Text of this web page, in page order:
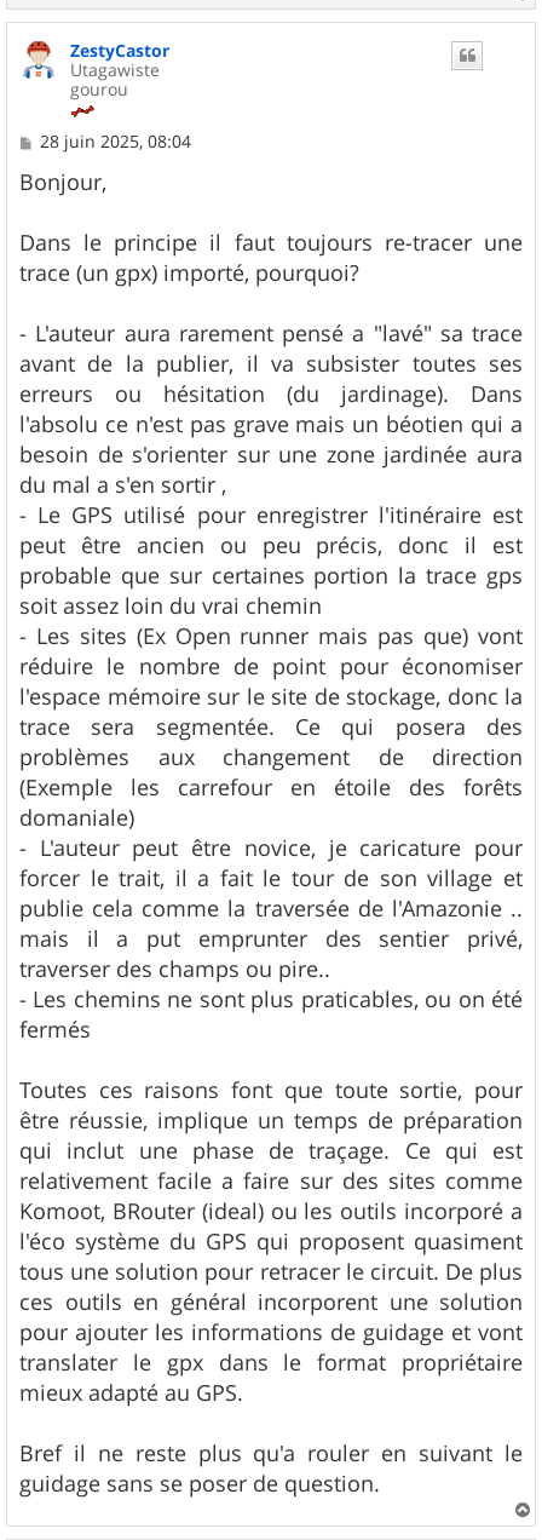
a
ZestyCastor
Utagawiste
gourou
M
s
s
g
e
28 juin 2025, 08:04
Bonjour,
Dans le principe il faut toujours re-tracer une
trace (un gpx) importé, pourquoi?
- L'auteur aura rarement pensé a "lavé" sa trace
avant de la publier, il va subsister toutes ses
erreurs ou hésitation (du jardinage). Dans
l'absolu ce n'est pas grave mais un béotien qui a
besoin de s'orienter sur une zone jardinée aura
du mal a s'en sortir ,
- Le GPS utilisé pour enregistrer l'itinéraire est
peut être ancien ou peu précis, donc il est
probable que sur certaines portion la trace gps
soit assez loin du vrai chemin
- Les sites (Ex Open runner mais pas que) vont
réduire le nombre de point pour économiser
l'espace mémoire sur le site de stockage, donc la
trace sera segmentée. Ce qui posera des
problèmes aux changement de direction
(Exemple les carrefour en étoile des forêts
domaniale)
- L'auteur peut être novice, je caricature pour
forcer le trait, il a fait le tour de son village et
publie cela comme la traversée de l'Amazonie ..
mais il a put emprunter des sentier privé,
traverser des champs ou pire..
- Les chemins ne sont plus praticables, ou on été
fermés
Toutes ces raisons font que toute sortie, pour
être réussie, implique un temps de préparation
qui inclut une phase de traçage. Ce qui est
relativement facile a faire sur des sites comme
Komoot, BRouter (ideal) ou les outils incorporé a
l'éco système du GPS qui proposent quasiment
tous une solution pour retracer le circuit. De plus
ces outils en général incorporent une solution
pour ajouter les informations de guidage et vont
translater le gpx dans le format propriétaire
mieux adapté au GPS.
Bref il ne reste plus qu'a rouler en suivant le
guidage sans se poser de question.
a